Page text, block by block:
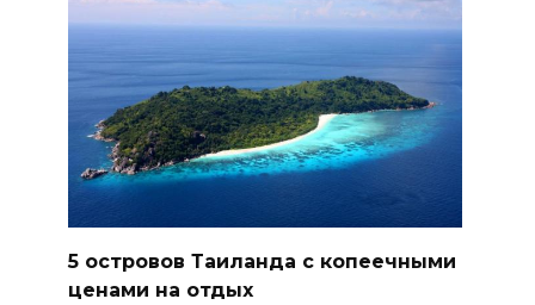
5 островов Таиланда с копеечными
ценами на отдых